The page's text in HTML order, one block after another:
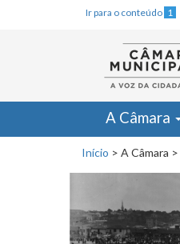
Ir para o conteúdo 1
A Câmara
Início > A Câmara >